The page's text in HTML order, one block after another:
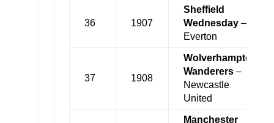
36 1907
Sheffield
Wednesday–
Everton
37 1908
Wolverhampton
Wanderers–
Newcastle
United
Manchester